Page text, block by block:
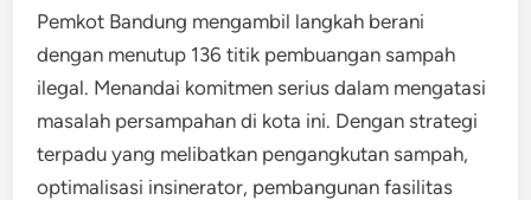
Pemkot Bandung mengambil langkah berani
dengan menutup 136 titik pembuangan sampah
ilegal. Menandai komitmen serius dalam mengatasi
masalah persampahan di kota ini. Dengan strategi
terpadu yang melibatkan pengangkutan sampah,
optimalisasi insinerator, pembangunan fasilitas